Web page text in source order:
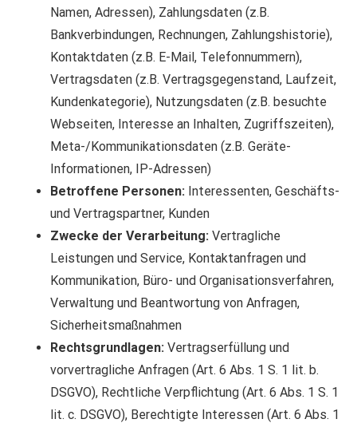
Namen, Adressen), Zahlungsdaten (z.B.
Bankverbindungen, Rechnungen, Zahlungshistorie),
Kontaktdaten (z.B. E-Mail, Telefonnummern),
Vertragsdaten (z.B. Vertragsgegenstand, Laufzeit,
Kundenkategorie), Nutzungsdaten (z.B. besuchte
Webseiten, Interesse an Inhalten, Zugriffszeiten),
Meta-/Kommunikationsdaten (z.B. Geräte-
Informationen, IP-Adressen)
Betroffene Personen: Interessenten, Geschäfts-
und Vertragspartner, Kunden
Zwecke der Verarbeitung: Vertragliche
Leistungen und Service, Kontaktanfragen und
Kommunikation, Büro- und Organisationsverfahren,
Verwaltung und Beantwortung von Anfragen,
Sicherheitsmaßnahmen
Rechtsgrundlagen: Vertragserfüllung und
vorvertragliche Anfragen (Art. 6 Abs. 1 S. 1 lit. b.
DSGVO), Rechtliche Verpflichtung (Art. 6 Abs. 1 S. 1
lit. c. DSGVO), Berechtigte Interessen (Art. 6 Abs. 1